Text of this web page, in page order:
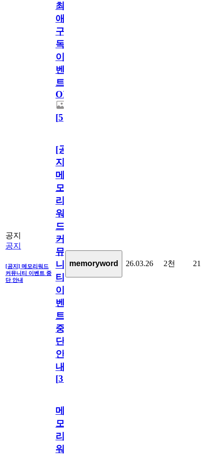
최
애
구
독
이
벤
트
OPEN!
[5]
공지
공지
[공지] 메모리워드
커뮤니티 이벤트 중
단 안내
[공
지]
메
모
리
워
드
커
뮤
니
티
이
벤
트
중
단
안
내
[31
memoryword 26.03.26 2천 21
메
모
리
워